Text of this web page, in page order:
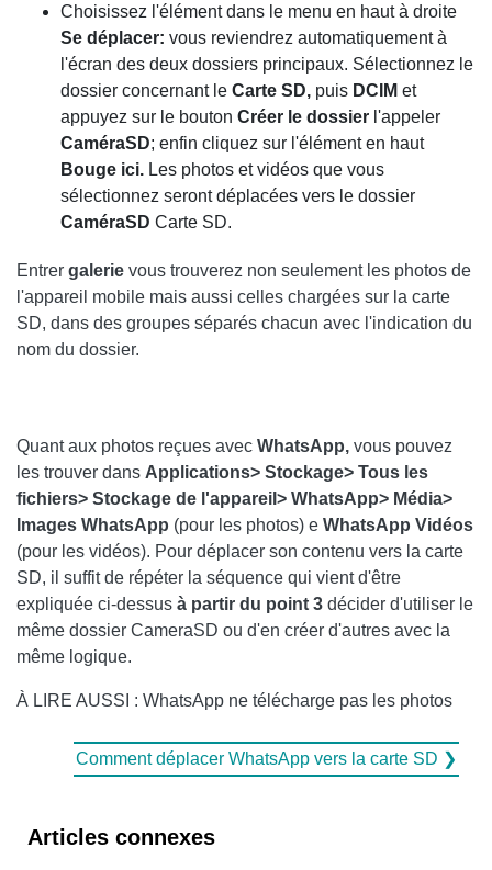
Choisissez l'élément dans le menu en haut à droite
Se déplacer: vous reviendrez automatiquement à
l'écran des deux dossiers principaux. Sélectionnez le
dossier concernant le Carte SD, puis DCIM et
appuyez sur le bouton Créer le dossier l'appeler
CaméraSD; enfin cliquez sur l'élément en haut
Bouge ici. Les photos et vidéos que vous
sélectionnez seront déplacées vers le dossier
CaméraSD Carte SD.
Entrer galerie vous trouverez non seulement les photos de
l'appareil mobile mais aussi celles chargées sur la carte
SD, dans des groupes séparés chacun avec l'indication du
nom du dossier.
Quant aux photos reçues avec WhatsApp, vous pouvez
les trouver dans Applications> Stockage> Tous les
fichiers> Stockage de l'appareil> WhatsApp> Média>
Images WhatsApp (pour les photos) e WhatsApp Vidéos
(pour les vidéos). Pour déplacer son contenu vers la carte
SD, il suffit de répéter la séquence qui vient d'être
expliquée ci-dessus à partir du point 3 décider d'utiliser le
même dossier CameraSD ou d'en créer d'autres avec la
même logique.
À LIRE AUSSI : WhatsApp ne télécharge pas les photos
Comment déplacer WhatsApp vers la carte SD ❯
Articles connexes